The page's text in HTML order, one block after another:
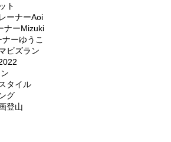
ト
ーナーAoi
ナーMizuki
ナーゆうこ
ビズラン
タイル
グ
登山